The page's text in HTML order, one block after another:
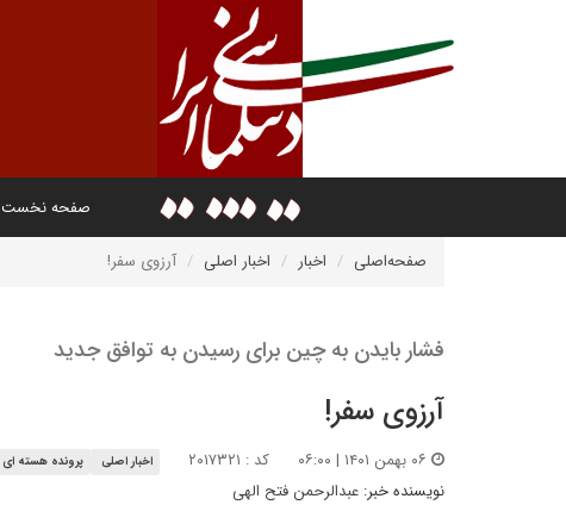
صفحه نخست
صفحه‌اصلی اخبار اخبار اصلی آرزوی سفر!
فشار بایدن به چین برای رسیدن به توافق جدید
آرزوی سفر!
کد : ۲۰۱۷۳۲۱ اخبار اصلی پرونده هسته ای
نویسنده خبر: عبدالرحمن فتح الهی